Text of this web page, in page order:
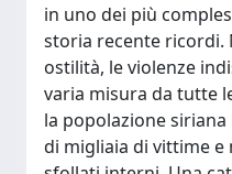
in uno dei più
storia recente ricordi.
ostilità, le violenze
varia misura da tutte
la popolazione
di migliaia di vittime